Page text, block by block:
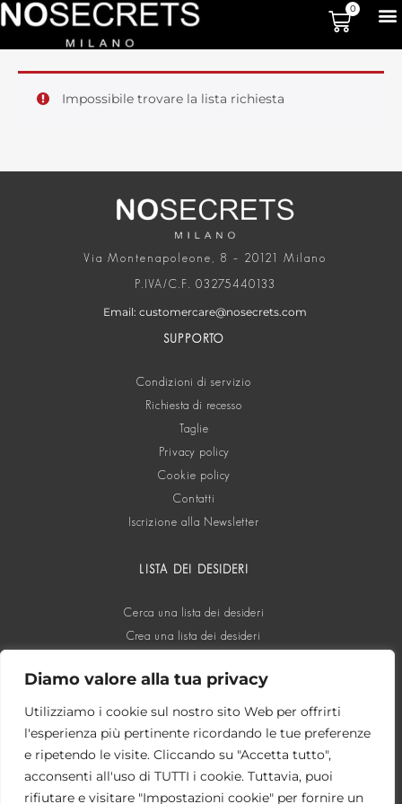
Diamo valore alla tua privacy
Utilizziamo i cookie sul nostro sito Web per offrirti
l'esperienza più pertinente ricordando le tue preferenze
e ripetendo le visite. Cliccando su "Accetta tutto",
acconsenti all'uso di TUTTI i cookie. Tuttavia, puoi
rifiutare e visitare "Impostazioni cookie" per fornire un
0
Impossibile trovare la lista richiesta
Via Montenapoleone, 8 – 20121 Milano
P.IVA/C.F. 03275440133
Email: customercare@nosecrets.com
SUPPORTO
Condizioni di servizio
Richiesta di recesso
Taglie
Privacy policy
Cookie policy
Contatti
Iscrizione alla Newsletter
LISTA DEI DESIDERI
Cerca una lista dei desideri
Crea una lista dei desideri
SOCIAL